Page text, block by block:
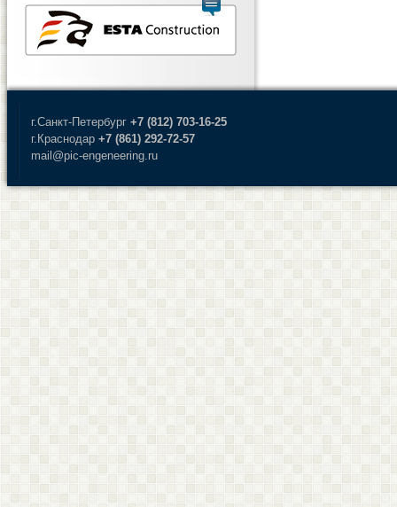
г.Санкт-Петербург +7 (812) 703-16-25
г.Краснодар +7 (861) 292-72-57
mail@pic-engeneering.ru